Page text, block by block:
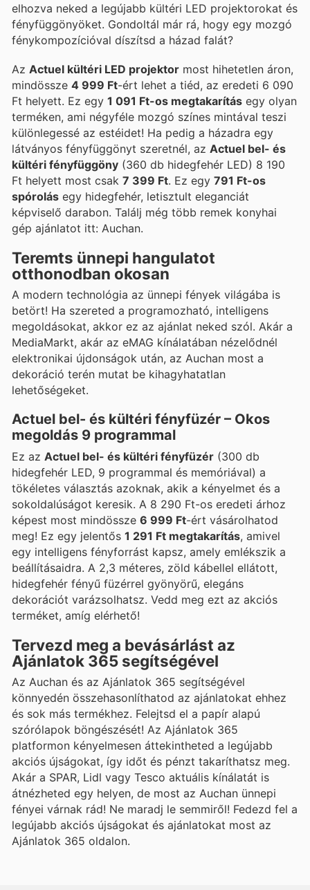
elhozva neked a legújabb kültéri LED projektorokat és
fényfüggönyöket. Gondoltál már rá, hogy egy mozgó
fénykompozícióval díszítsd a házad falát?
Az Actuel kültéri LED projektor most hihetetlen áron,
mindössze 4 999 Ft-ért lehet a tiéd, az eredeti 6 090
Ft helyett. Ez egy 1 091 Ft-os megtakarítás egy olyan
terméken, ami négyféle mozgó színes mintával teszi
különlegessé az estéidet! Ha pedig a házadra egy
látványos fényfüggönyt szeretnél, az Actuel bel- és
kültéri fényfüggöny (360 db hidegfehér LED) 8 190
Ft helyett most csak 7 399 Ft. Ez egy 791 Ft-os
spórolás egy hidegfehér, letisztult eleganciát
képviselő darabon. Találj még több remek konyhai
gép ajánlatot itt: Auchan.
Teremts ünnepi hangulatot
otthonodban okosan
A modern technológia az ünnepi fények világába is
betört! Ha szereted a programozható, intelligens
megoldásokat, akkor ez az ajánlat neked szól. Akár a
MediaMarkt, akár az eMAG kínálatában nézelődnél
elektronikai újdonságok után, az Auchan most a
dekoráció terén mutat be kihagyhatatlan
lehetőségeket.
Actuel bel- és kültéri fényfüzér – Okos
megoldás 9 programmal
Ez az Actuel bel- és kültéri fényfüzér (300 db
hidegfehér LED, 9 programmal és memóriával) a
tökéletes választás azoknak, akik a kényelmet és a
sokoldalúságot keresik. A 8 290 Ft-os eredeti árhoz
képest most mindössze 6 999 Ft-ért vásárolhatod
meg! Ez egy jelentős 1 291 Ft megtakarítás, amivel
egy intelligens fényforrást kapsz, amely emlékszik a
beállításaidra. A 2,3 méteres, zöld kábellel ellátott,
hidegfehér fényű füzérrel gyönyörű, elegáns
dekorációt varázsolhatsz. Vedd meg ezt az akciós
terméket, amíg elérhető!
Tervezd meg a bevásárlást az
Ajánlatok 365 segítségével
Az Auchan és az Ajánlatok 365 segítségével
könnyedén összehasonlíthatod az ajánlatokat ehhez
és sok más termékhez. Felejtsd el a papír alapú
szórólapok böngészését! Az Ajánlatok 365
platformon kényelmesen áttekintheted a legújabb
akciós újságokat, így időt és pénzt takaríthatsz meg.
Akár a SPAR, Lidl vagy Tesco aktuális kínálatát is
átnézheted egy helyen, de most az Auchan ünnepi
fényei várnak rád! Ne maradj le semmiről! Fedezd fel a
legújabb akciós újságokat és ajánlatokat most az
Ajánlatok 365 oldalon.